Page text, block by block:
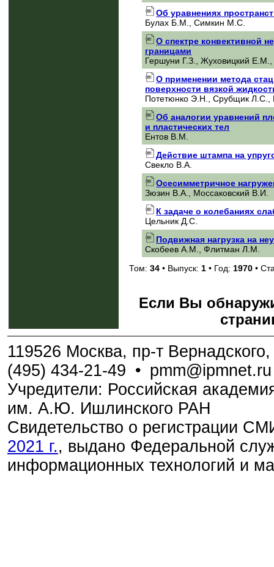
Об уравнениях
Булах Б.М., Симкин М.С.
О спектре конвективной
границами
Гершуни Г.З., Жуховицкий
О применении метода
поверхности вязкой
Потетюнко Э.Н., Срубщик Л.С.,
Об аналогии уравнений
и пластических тел
Ентов В.М.
Действие штампа на
Свекло В.А.
Осесимметричное
Зюзин В.А., Моссаковский В.И.
К задаче о колебаниях
Цельник Д.С.
Подвижная нагрузка на
Скобеев А.М., Флитман Л.М.
Том:34 • Выпуск: 1 • Год: 1970 •
Если Вы
119526 Москва, пр-т
(495) 434-21-49 • pmm@ipmnet.ru
Учредители: Российская
им. А.Ю. Ишлинского РАН
Свидетельство о регистрации
2021 г., выдано Федеральной
информационных технологий и